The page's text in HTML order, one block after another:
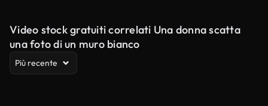
Video stock gratuiti correlati Una donna scatta
una foto di un muro bianco
Più recente